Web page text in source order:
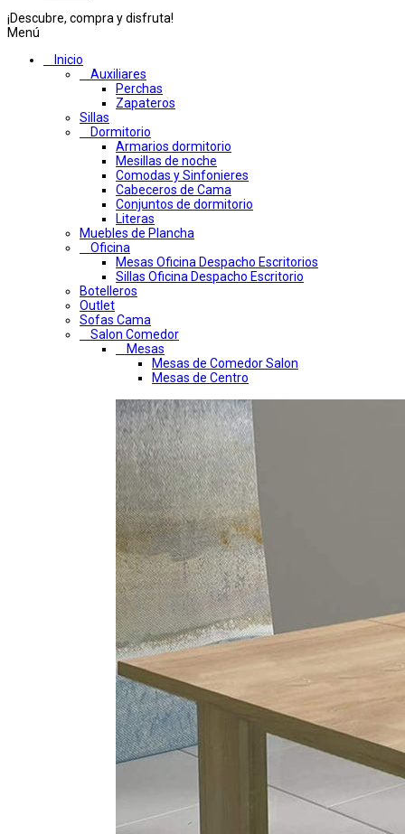
¡Descubre, compra y disfruta!
Menú
Inicio
Auxiliares
Perchas
Zapateros
Sillas
Dormitorio
Armarios dormitorio
Mesillas de noche
Comodas y Sinfonieres
Cabeceros de Cama
Conjuntos de dormitorio
Literas
Muebles de Plancha
Oficina
Mesas Oficina Despacho Escritorios
Sillas Oficina Despacho Escritorio
Botelleros
Outlet
Sofas Cama
Salon Comedor
Mesas
Mesas de Comedor Salon
Mesas de Centro